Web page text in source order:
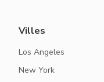
Villes
Los Angeles
New York